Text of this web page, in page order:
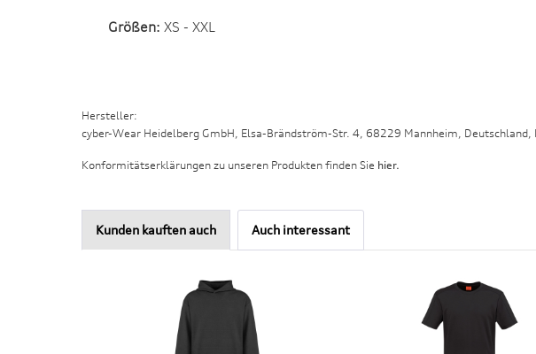
Größen: XS - XXL
Hersteller:
cyber-Wear Heidelberg GmbH, Elsa-Brändström-Str. 4, 68229 Mannheim,
Konformitätserklärungen zu unseren Produkten finden Sie hier.
Kunden kauften auch Auch interessant